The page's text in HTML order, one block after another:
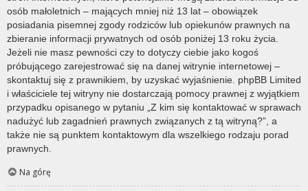
osób małoletnich – mających mniej niż 13 lat – obowiązek
posiadania pisemnej zgody rodziców lub opiekunów prawnych na
zbieranie informacji prywatnych od osób poniżej 13 roku życia.
Jeżeli nie masz pewności czy to dotyczy ciebie jako kogoś
próbującego zarejestrować się na danej witrynie internetowej –
skontaktuj się z prawnikiem, by uzyskać wyjaśnienie. phpBB Limited
i właściciele tej witryny nie dostarczają pomocy prawnej z wyjątkiem
przypadku opisanego w pytaniu „Z kim się kontaktować w sprawach
nadużyć lub zagadnień prawnych związanych z tą witryną?”, a
także nie są punktem kontaktowym dla wszelkiego rodzaju porad
prawnych.
Na górę